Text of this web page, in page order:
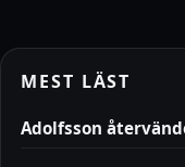
MEST LÄST
Adolfsson